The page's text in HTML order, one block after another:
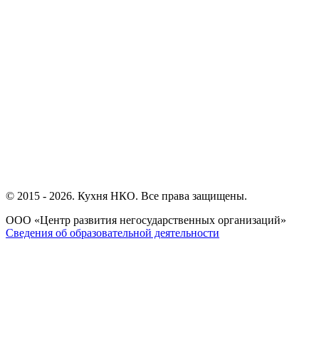
© 2015 - 2026. Кухня НКО. Все права защищены.
ООО «Центр развития негосударственных организаций»
Сведения об образовательной деятельности